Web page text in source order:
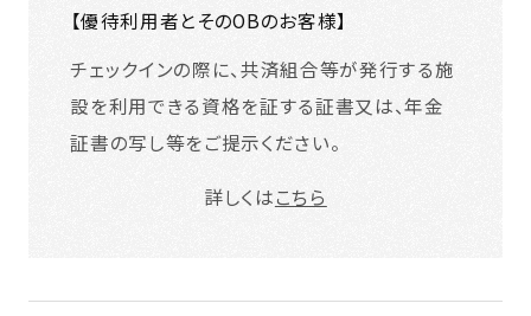
【優待利用者とそのOBのお客様】
チェックインの際に、共済組合等が発行する施
設を利用できる資格を証する証書又は、年金
証書の写し等をご提示ください。
詳しくはこちら